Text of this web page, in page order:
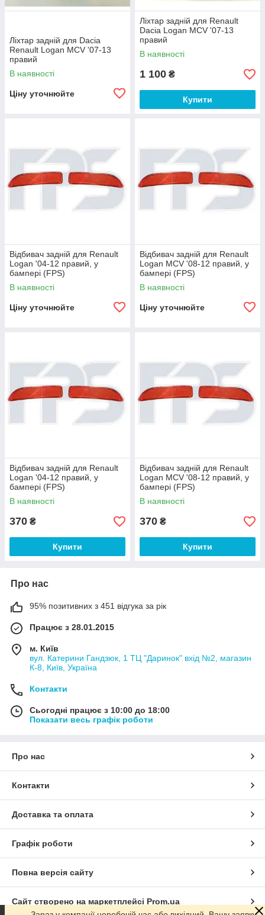
Ліхтар задній для Dacia
Renault Logan MCV '07-13
правий
В наявності
Ціну уточнюйте
Ліхтар задній для Renault
Dacia Logan MCV '07-13
правий
В наявності
1 100 ₴
Купити
Відбивач задній для Renault
Logan '04-12 правий, у
бампері (FPS)
В наявності
Ціну уточнюйте
Відбивач задній для Renault
Logan MCV '08-12 правий, у
бампері (FPS)
В наявності
Ціну уточнюйте
Відбивач задній для Renault
Logan '04-12 правий, у
бампері (FPS)
В наявності
370 ₴
Купити
Відбивач задній для Renault
Logan MCV '08-12 правий, у
бампері (FPS)
В наявності
370 ₴
Купити
Про нас
95% позитивних з 451 відгука за рік
Працює з 28.01.2015
м. Київ
вул. Катерини Гандзюк, 1 ТЦ "Даринок" вхід №2, магазин
К-8, Київ, Україна
Контакти
Сьогодні працює з 10:00 до 18:00
Показати весь графік роботи
Про нас
Контакти
Доставка та оплата
Графік роботи
Повна версія сайту
Сайт створено на маркетплейсі Prom.ua